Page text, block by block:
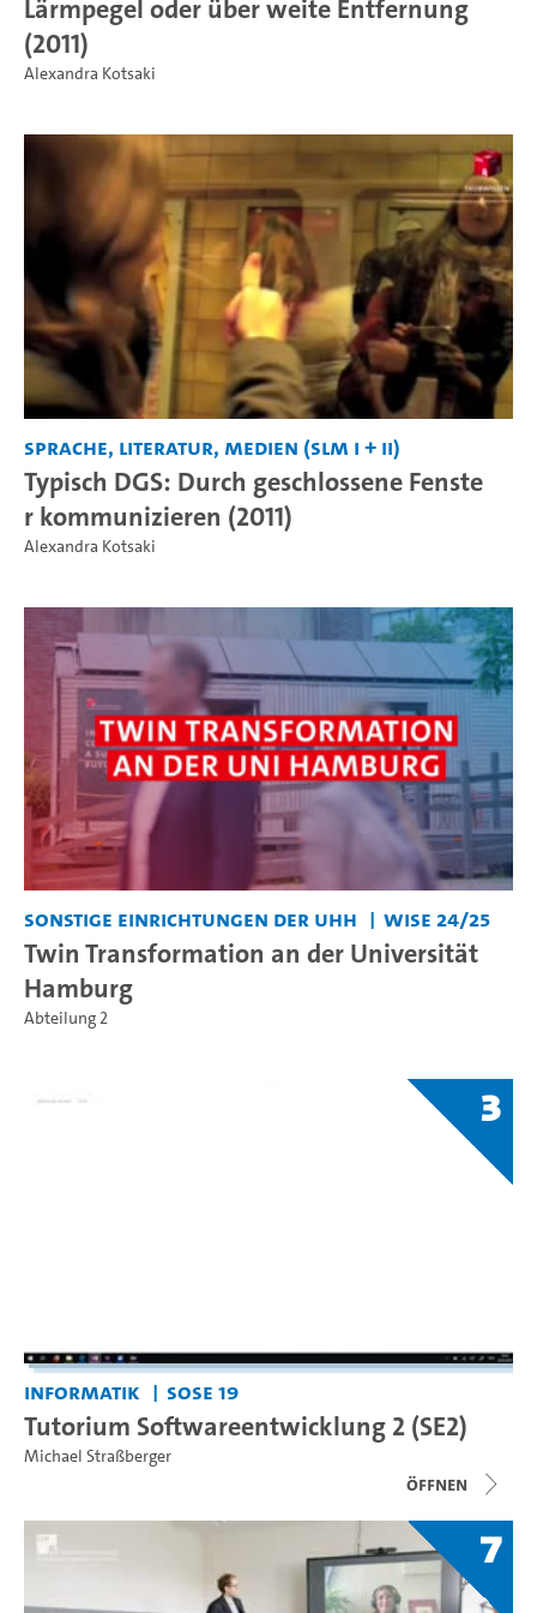
Lärmpegel oder über weite Entfernung
(2011)
Alexandra Kotsaki
Sprache, Literatur, Medien (SLM I + II)
Typisch DGS: Durch geschlossene Fenste
r kommunizieren (2011)
Alexandra Kotsaki
Sonstige Einrichtungen der UHH WiSe 24/25
Twin Transformation an der Universität
Hamburg
Abteilung 2
3
Informatik SoSe 19
Tutorium Softwareentwicklung 2 (SE2)
Michael Straßberger
Öffnen
7